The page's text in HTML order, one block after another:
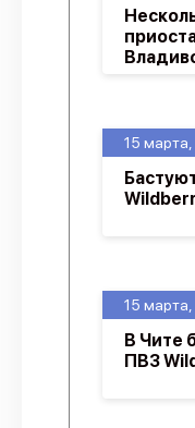
15
В Чите
ПВЗ
15